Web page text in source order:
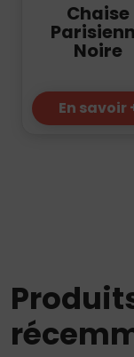
Chaise
Noire
En savoir